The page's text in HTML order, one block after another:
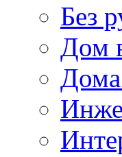
Без
Дом
Дома